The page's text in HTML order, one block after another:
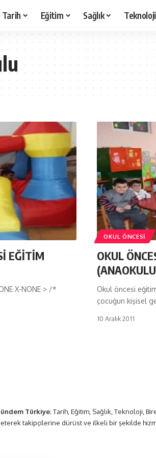
Tarih Eğitim Sağlık Teknoloji
EĞİTİM
X-NONE > /*
OKUL ÖNCESI
OKUL
Okul öncesi
çocuğun kişisel
10 Aralık 2011
Türkiye; Tarih, Eğitim, Sağlık, Teknoloji,
takipçilerine dürüst ve ilkeli bir şekilde